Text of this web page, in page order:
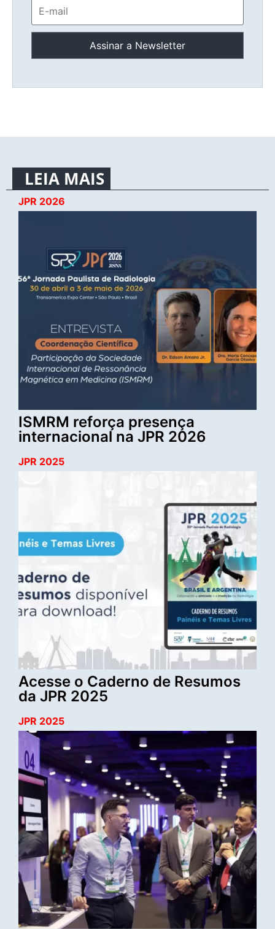
LEIA MAIS
JPR 2026
ISMRM reforça presença
internacional na JPR 2026
JPR 2025
Acesse o Caderno de Resumos
da JPR 2025
JPR 2025